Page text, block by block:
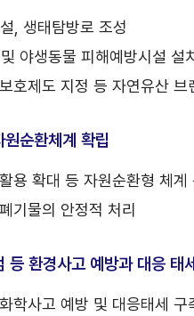
, 생태탐방로 조성
야생동물 피해예방시설 설
호제도 지정 등 자연유산 브
순환체계 확립
용 확대 등 자원순환형 체계
기물의 안정적 처리
등 환경사고 예방과 대응 태
학사고 예방 및 대응태세 구